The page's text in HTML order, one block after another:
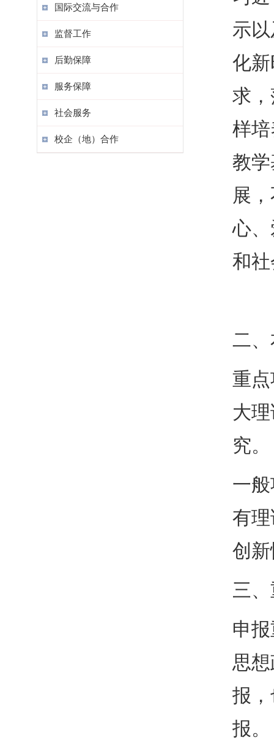
国际交流与合作
监督工作
后勤保障
服务保障
社会服务
校企（地）合作
示
化
求
样
教
展
心
和
二
重
大
究。
一
有
创
三
申
思
报
报。